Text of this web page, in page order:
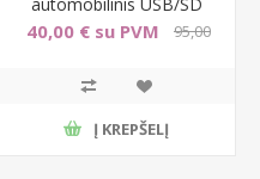
adapteris Citroen C1 (nuo
40,00 € su PVM
95,00
Į KREPŠELĮ